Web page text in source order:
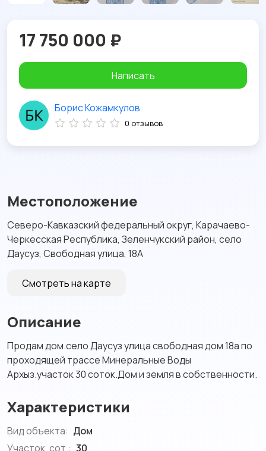
Местоположение
Северо-Кавказский федеральный округ, Карачаево-
Черкесская Республика, Зеленчукский район, село
Даусуз, Свободная улица, 18А
Смотреть на карте
Описание
Продам дом.село Даусуз улица свободная дом 18а по
проходящей трассе Минеральные Воды
Архыз.участок 30 соток.Дом и земля в собственности.
Характеристики
Вид объекта: Дом
Участок, сот.: 30
17 750 000 ₽
Написать
Борис Кожамкулов
0 отзывов